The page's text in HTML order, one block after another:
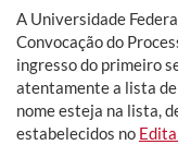
A Universidade
Convocação do
ingresso do primeiro
atentamente a lista de
nome esteja na lista,
estabelecidos no